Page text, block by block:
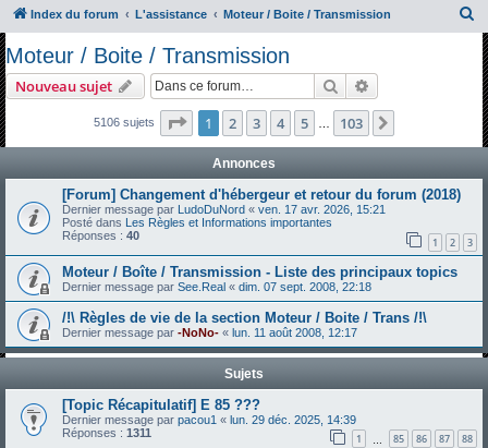
Index du forum L'assistance Moteur / Boite / Transmission
r
Moteur / Boite / Transmission
Nouveau sujet RechercherRecherche
5106 sujets Page 1sur103
1 2 3 4 5 103
Annonces
[Forum] Changement d'hébergeur et retour du forum (2018)
Dernier message par LudoDuNord « ven. 17 avr. 2026, 15:21
Posté dans Les Règles et Informations importantes
Réponses : 40 1 2 3
Moteur / Boîte / Transmission - Liste des principaux topics
Dernier message par See.Real « dim. 07 sept. 2008, 22:18
/!\ Règles de vie de la section Moteur / Boite / Trans /!\
Dernier message par -NoNo- « lun. 11 août 2008, 12:17
Sujets
[Topic Récapitulatif] E 85 ???
Dernier message par pacou1 « lun. 29 déc. 2025, 14:39
Réponses : 1311 1 85 86 87 88